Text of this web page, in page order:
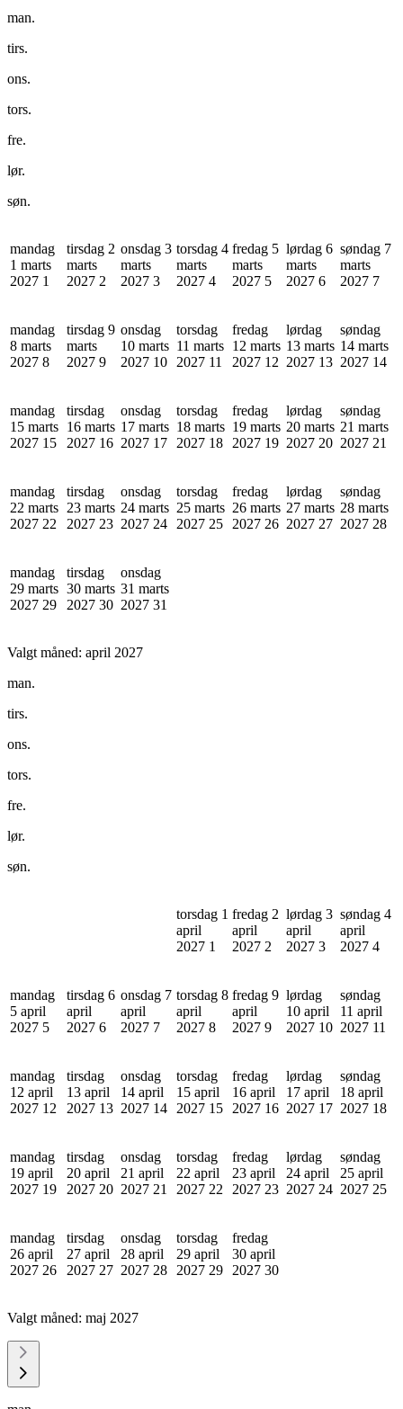
man.
tirs.
ons.
tors.
fre.
lør.
søn.
mandag
1 marts
2027 1
tirsdag 2
marts
2027 2
onsdag 3
marts
2027 3
torsdag 4
marts
2027 4
fredag 5
marts
2027 5
lørdag 6
marts
2027 6
søndag 7
marts
2027 7
mandag
8 marts
2027 8
tirsdag 9
marts
2027 9
onsdag
10 marts
2027 10
torsdag
11 marts
2027 11
fredag
12 marts
2027 12
lørdag
13 marts
2027 13
søndag
14 marts
2027 14
mandag
15 marts
2027 15
tirsdag
16 marts
2027 16
onsdag
17 marts
2027 17
torsdag
18 marts
2027 18
fredag
19 marts
2027 19
lørdag
20 marts
2027 20
søndag
21 marts
2027 21
mandag
22 marts
2027 22
tirsdag
23 marts
2027 23
onsdag
24 marts
2027 24
torsdag
25 marts
2027 25
fredag
26 marts
2027 26
lørdag
27 marts
2027 27
søndag
28 marts
2027 28
mandag
29 marts
2027 29
tirsdag
30 marts
2027 30
onsdag
31 marts
2027 31
Valgt måned: april 2027
man.
tirs.
ons.
tors.
fre.
lør.
søn.
torsdag 1
april
2027 1
fredag 2
april
2027 2
lørdag 3
april
2027 3
søndag 4
april
2027 4
mandag
5 april
2027 5
tirsdag 6
april
2027 6
onsdag 7
april
2027 7
torsdag 8
april
2027 8
fredag 9
april
2027 9
lørdag
10 april
2027 10
søndag
11 april
2027 11
mandag
12 april
2027 12
tirsdag
13 april
2027 13
onsdag
14 april
2027 14
torsdag
15 april
2027 15
fredag
16 april
2027 16
lørdag
17 april
2027 17
søndag
18 april
2027 18
mandag
19 april
2027 19
tirsdag
20 april
2027 20
onsdag
21 april
2027 21
torsdag
22 april
2027 22
fredag
23 april
2027 23
lørdag
24 april
2027 24
søndag
25 april
2027 25
mandag
26 april
2027 26
tirsdag
27 april
2027 27
onsdag
28 april
2027 28
torsdag
29 april
2027 29
fredag
30 april
2027 30
Valgt måned: maj 2027